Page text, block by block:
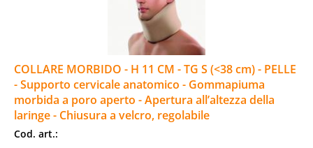
COLLARE MORBIDO - H 11 CM - TG S (<38 cm) - PELLE
- Supporto cervicale anatomico - Gommapiuma
morbida a poro aperto - Apertura all’altezza della
laringe - Chiusura a velcro, regolabile
Cod. art.: